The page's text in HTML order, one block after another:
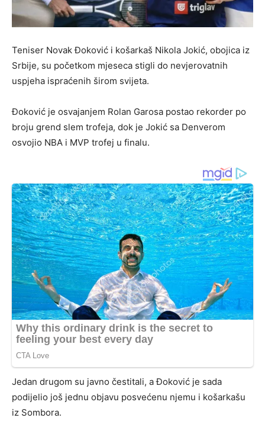
Teniser Novak Đoković i košarkaš Nikola Jokić, obojica iz
Srbije, su početkom mjeseca stigli do nevjerovatnih
uspjeha ispraćenih širom svijeta.
Đoković je osvajanjem Rolan Garosa postao rekorder po
broju grend slem trofeja, dok je Jokić sa Denverom
osvojio NBA i MVP trofej u finalu.
Jedan drugom su javno čestitali, a Đoković je sada
podijelio još jednu objavu posvećenu njemu i košarkašu
iz Sombora.